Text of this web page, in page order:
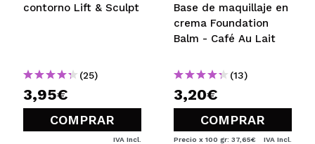
contorno Lift & Sculpt
(25)
3,95€
COMPRAR
IVA Incl.
Base de maquillaje en
crema Foundation
Balm - Café Au Lait
(13)
3,20€
COMPRAR
Precio x 100 gr: 37,65€ IVA Incl.